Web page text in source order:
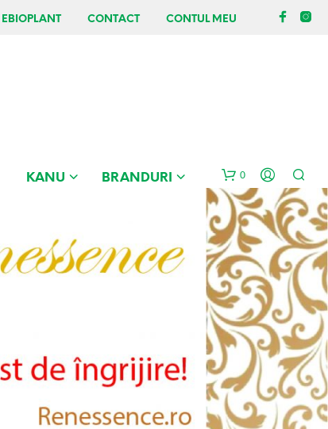
EBIOPLANT CONTACT CONTUL MEU
KANU BRANDURI 0